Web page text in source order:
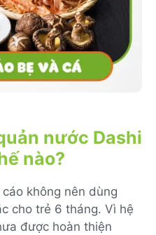
nước Dashi
nào?
không nên dùng
cho trẻ 6 tháng. Vì hệ
được hoàn thiện